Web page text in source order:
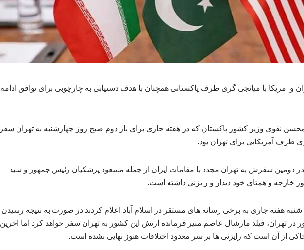
و امریکا با میانجی گری طرف پاکستانی همچنان با هدف دستیابی به چارچوبی برای توافق ادامه
نقوی وزیر کشور پاکستان که در هفته جاری برای بار دوم صبح روز چهارشنبه به تهران سفر
طرف آمریکایی برای تهران بود.
در دومین سفرش به تهران مجدد با مقامات ایران از جمله مسعود پزشکیان رئیس جمهور و سید
خارجه و همتای خود دیدار و رایزنی داشته است.
شنبه هفته جاری به برخی رسانه های مستقر در اسلام آباد اعلام کردند در صورت به نتیجه رسیدن
تهران، فیلد مارشال عاصم منیر فرمانده ارتش این کشور به تهران سفر خواهد کرد اما آخرین
از آن است که رایزنی ها بر سر معدود اختلافات هنوز نهایی نشده است.